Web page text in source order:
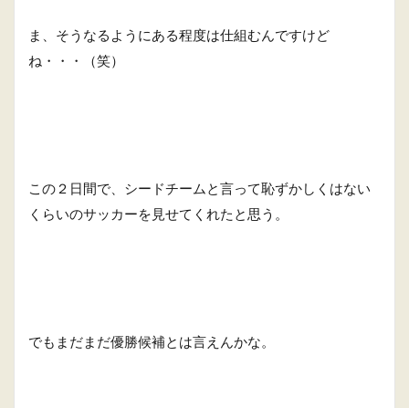
ま、そうなるようにある程度は仕組むんですけど
ね・・・（笑）
この２日間で、シードチームと言って恥ずかしくはない
くらいのサッカーを見せてくれたと思う。
でもまだまだ優勝候補とは言えんかな。